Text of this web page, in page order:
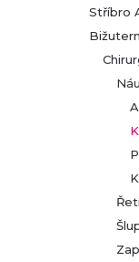
t
Stříbro